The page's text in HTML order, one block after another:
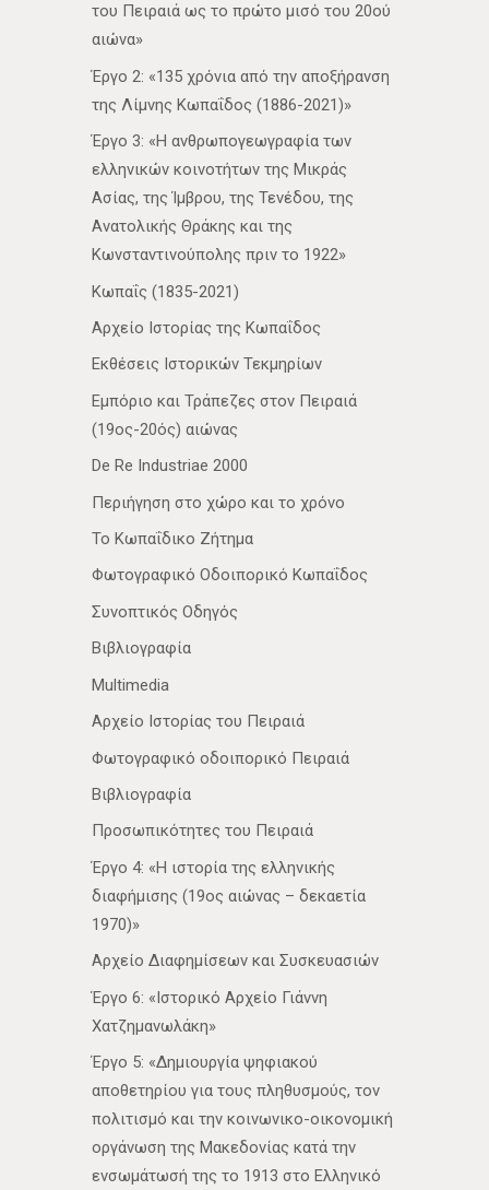
του Πειραιά ως το πρώτο μισό του 20ού
αιώνα»
Έργο 2: «135 χρόνια από την αποξήρανση
της Λίμνης Κωπαΐδος (1886-2021)»
Έργο 3: «Η ανθρωπογεωγραφία των
ελληνικών κοινοτήτων της Μικράς
Ασίας, της Ίμβρου, της Τενέδου, της
Ανατολικής Θράκης και της
Κωνσταντινούπολης πριν το 1922»
Κωπαΐς (1835-2021)
Αρχείο Ιστορίας της Κωπαΐδος
Εκθέσεις Ιστορικών Τεκμηρίων
Εμπόριο και Τράπεζες στον Πειραιά
(19ος-20ός) αιώνας
De Re Industriae 2000
Περιήγηση στο χώρο και το χρόνο
Το Κωπαΐδικο Ζήτημα
Φωτογραφικό Οδοιπορικό Κωπαΐδος
Συνοπτικός Οδηγός
Βιβλιογραφία
Multimedia
Αρχείο Ιστορίας του Πειραιά
Φωτογραφικό οδοιπορικό Πειραιά
Βιβλιογραφία
Προσωπικότητες του Πειραιά
Έργο 4: «Η ιστορία της ελληνικής
διαφήμισης (19ος αιώνας – δεκαετία
1970)»
Αρχείο Διαφημίσεων και Συσκευασιών
Έργο 6: «Ιστορικό Αρχείο Γιάννη
Χατζημανωλάκη»
Έργο 5: «Δημιουργία ψηφιακού
αποθετηρίου για τους πληθυσμούς, τον
πολιτισμό και την κοινωνικο-οικονομική
οργάνωση της Μακεδονίας κατά την
ενσωμάτωσή της το 1913 στο Ελληνικό